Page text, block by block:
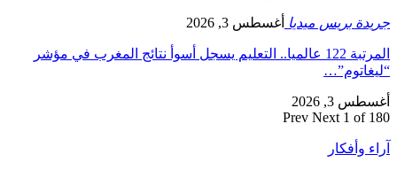
جريدة بريس ميديا أغسطس 3, 2026
المرتبة 122 عالميا.. التعليم يسجل أسوأ نتائج المغرب في مؤشر
“ليغاتوم”…
أغسطس 3, 2026
Prev Next 1 of 180
آراء وأفكار